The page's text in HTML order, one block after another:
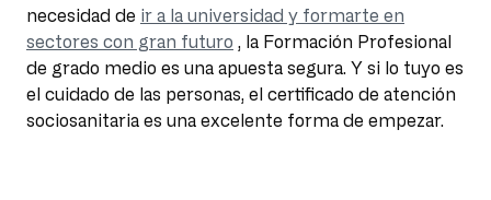
necesidad de ir a la universidad y formarte en
sectores con gran futuro , la Formación Profesional
de grado medio es una apuesta segura. Y si lo tuyo es
el cuidado de las personas, el certificado de atención
sociosanitaria es una excelente forma de empezar.